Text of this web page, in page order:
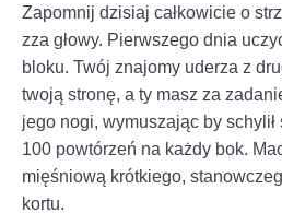
Zapomnij dzisiaj całkowicie o
zza głowy. Pierwszego dnia
bloku. Twój znajomy uderza z
twoją stronę, a ty masz za
jego nogi, wymuszając by
100 powtórzeń na każdy bok.
mięśniową krótkiego,
kortu.